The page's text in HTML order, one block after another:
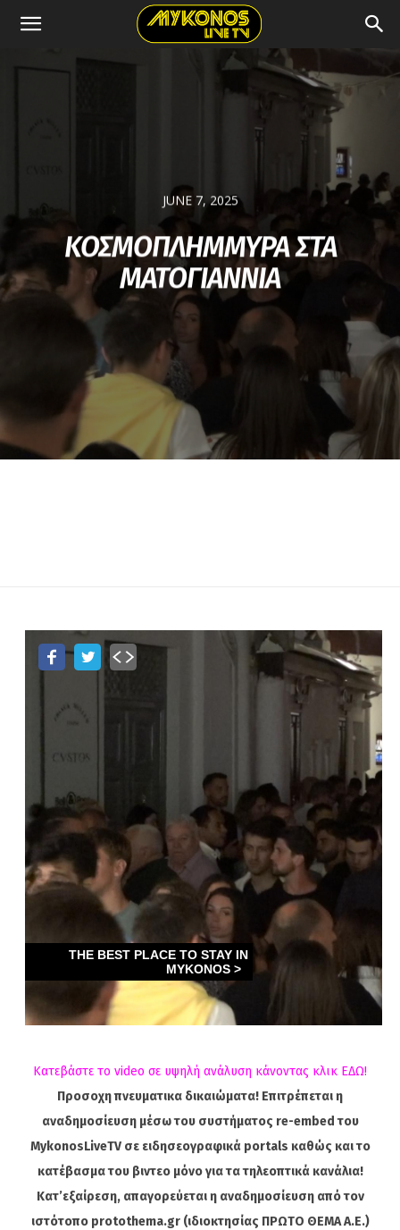
JUNE 7, 2025
ΚΟΣΜΟΠΛΗΜΜΥΡΑ ΣΤΑ
ΜΑΤΟΓΙΑΝΝΙΑ
Κατεβάστε το video σε υψηλή ανάλυση κάνοντας κλικ ΕΔΩ!
Προσοχη πνευματικα δικαιώματα! Επιτρέπεται η
αναδημοσίευση μέσω του συστήματος re-embed του
MykonosLiveTV σε ειδησεογραφικά portals καθώς και το
κατέβασμα του βιντεο μόνο για τα τηλεοπτικά κανάλια!
Κατ’εξαίρεση, απαγορεύεται η αναδημοσίευση από τον
ιστότοπο protothema.gr (ιδιοκτησίας ΠΡΩΤΟ ΘΕΜΑ A.E.)